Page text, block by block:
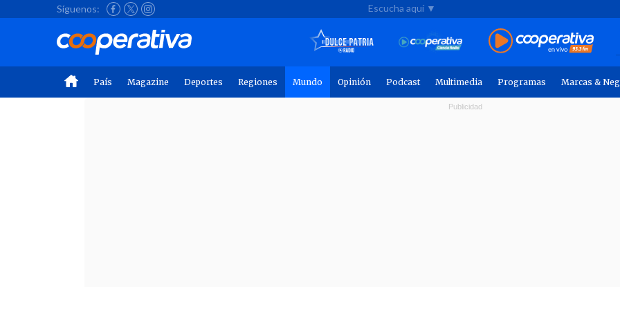
Síguenos: Escucha aquí ▼
País Magazine Deportes Regiones Mundo Opinión Podcast Multimedia Programas Marcas &